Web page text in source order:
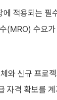
적용되는 필
(MRO) 수요
와 신규 프로
격 확보를